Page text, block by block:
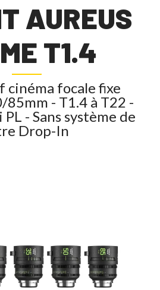
AUREUS
T1.4
focale fixe
- T1.4 à T22 -
- Sans système de
Drop-In